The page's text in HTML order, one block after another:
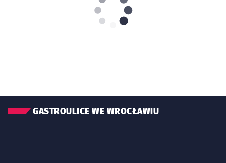
GASTROULICE WE WROCŁAWIU